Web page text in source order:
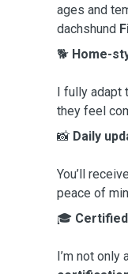
ages and
dachshund
🐕 Home-
I fully adapt
they feel
📸 Daily
You’ll receive
peace of
🎓
I’m not